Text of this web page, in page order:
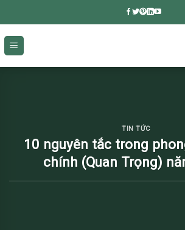
to
content
TIN TỨC
10 nguyên tắc trong
chính (Quan Trọng)